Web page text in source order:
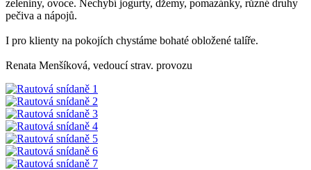
zeleniny, ovoce. Nechybí jogurty, džemy, pomazánky, různé druhy
pečiva a nápojů.
I pro klienty na pokojích chystáme bohaté obložené talíře.
Renata Menšíková, vedoucí strav. provozu